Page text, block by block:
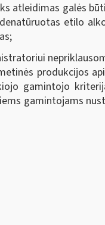
atleidimas galės
etilo
produkcijos
gamintojo
gamintojams